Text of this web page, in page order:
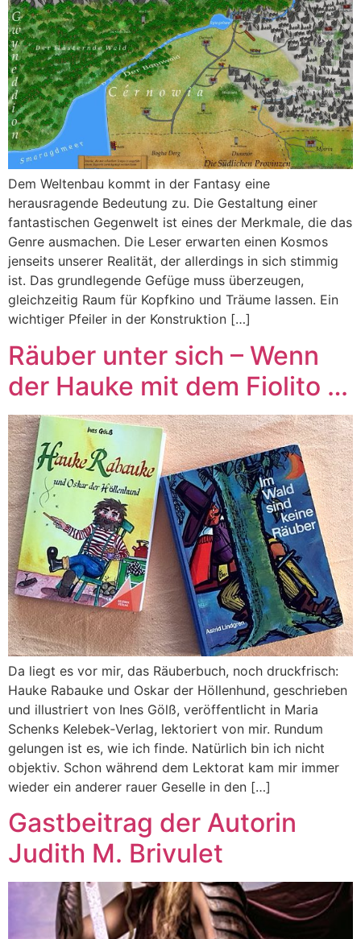
Dem Weltenbau kommt in der Fantasy eine
herausragende Bedeutung zu. Die Gestaltung einer
fantastischen Gegenwelt ist eines der Merkmale, die das
Genre ausmachen. Die Leser erwarten einen Kosmos
jenseits unserer Realität, der allerdings in sich stimmig
ist. Das grundlegende Gefüge muss überzeugen,
gleichzeitig Raum für Kopfkino und Träume lassen. Ein
wichtiger Pfeiler in der Konstruktion […]
Räuber unter sich – Wenn
der Hauke mit dem Fiolito …
Da liegt es vor mir, das Räuberbuch, noch druckfrisch:
Hauke Rabauke und Oskar der Höllenhund, geschrieben
und illustriert von Ines Gölß, veröffentlicht in Maria
Schenks Kelebek‑Verlag, lektoriert von mir. Rundum
gelungen ist es, wie ich finde. Natürlich bin ich nicht
objektiv. Schon während dem Lektorat kam mir immer
wieder ein anderer rauer Geselle in den […]
Gastbeitrag der Autorin
Judith M. Brivulet